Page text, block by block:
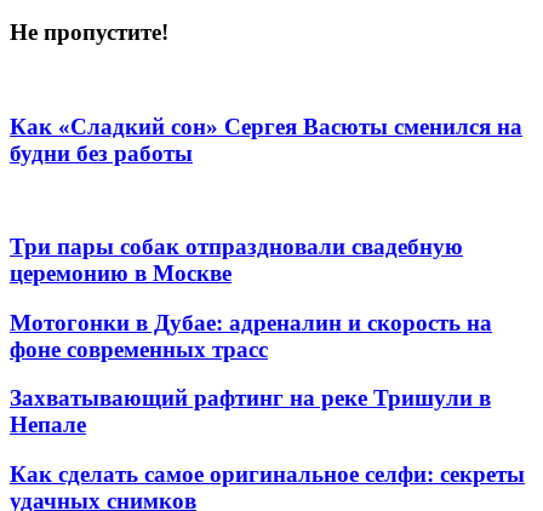
Не пропустите!
Как «Сладкий сон» Сергея Васюты сменился на
будни без работы
Три пары собак отпраздновали свадебную
церемонию в Москве
Мотогонки в Дубае: адреналин и скорость на
фоне современных трасс
Захватывающий рафтинг на реке Тришули в
Непале
Как сделать самое оригинальное селфи: секреты
удачных снимков